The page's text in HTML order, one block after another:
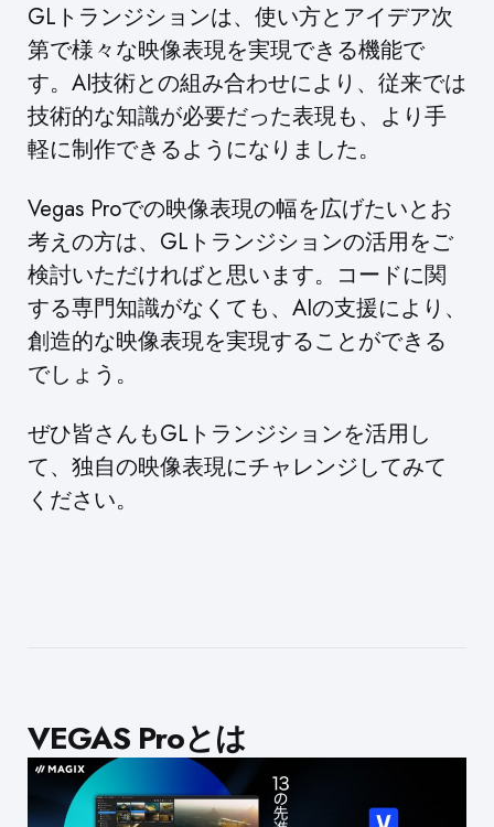
GLトランジションは、使い方とアイデア次
第で様々な映像表現を実現できる機能で
す。AI技術との組み合わせにより、従来では
技術的な知識が必要だった表現も、より手
軽に制作できるようになりました。
Vegas Proでの映像表現の幅を広げたいとお
考えの方は、GLトランジションの活用をご
検討いただければと思います。コードに関
する専門知識がなくても、AIの支援により、
創造的な映像表現を実現することができる
でしょう。
ぜひ皆さんもGLトランジションを活用し
て、独自の映像表現にチャレンジしてみて
ください。
VEGAS Proとは